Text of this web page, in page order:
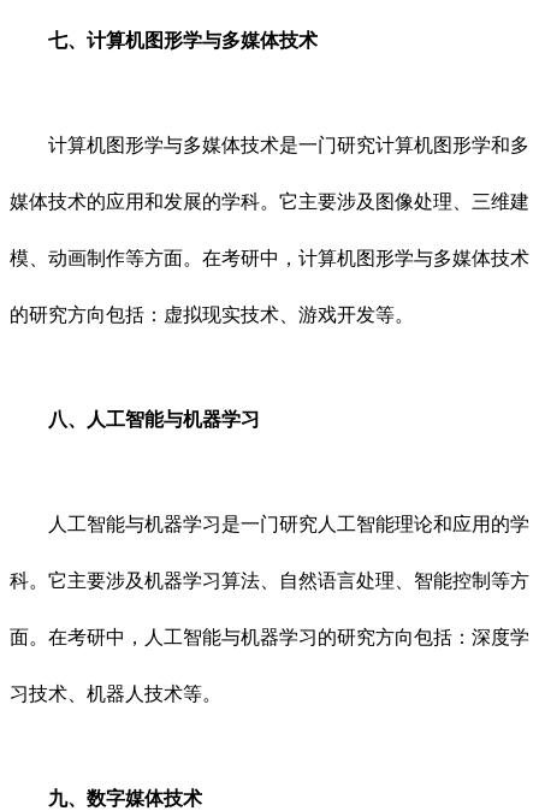
七、计算机图形学与多媒体技术
计算机图形学与多媒体技术是一门研究计算机图形学和多
媒体技术的应用和发展的学科。它主要涉及图像处理、三维建
模、动画制作等方面。在考研中，计算机图形学与多媒体技术
的研究方向包括：虚拟现实技术、游戏开发等。
八、人工智能与机器学习
人工智能与机器学习是一门研究人工智能理论和应用的学
科。它主要涉及机器学习算法、自然语言处理、智能控制等方
面。在考研中，人工智能与机器学习的研究方向包括：深度学
习技术、机器人技术等。
九、数字媒体技术